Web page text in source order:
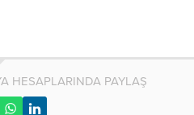
HESAPLARINDA PAYLAŞ